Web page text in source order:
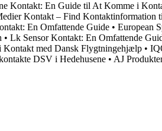
Kontakt: En Guide til At Komme i
Kontakt – Find Kontaktinformation
En Omfattende Guide • European
• Lk Sensor Kontakt: En Omfattende
med Dansk Flygtningehjælp •
DSV i Hedehusene • AJ